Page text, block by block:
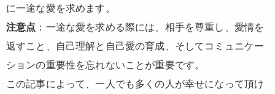
に一途な愛を求めます。
注意点 ：一途な愛を求める際には、相手を尊重し、愛情を
返すこと、自己理解と自己愛の育成、そしてコミュニケー
ションの重要性を忘れないことが重要です。
この記事によって、一人でも多くの人が幸せになって頂け